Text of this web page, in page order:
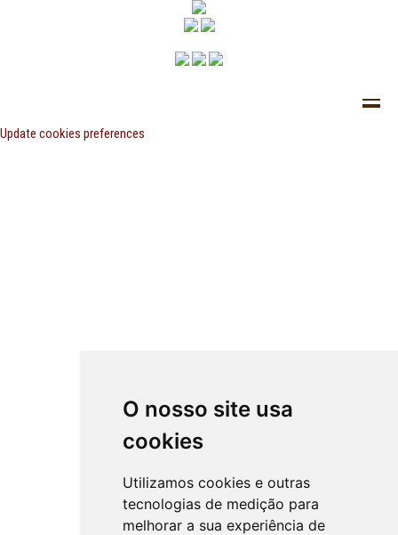
O nosso site usa
cookies
Utilizamos cookies e outras
tecnologias de medição para
melhorar a sua experiência de
Update cookies preferences